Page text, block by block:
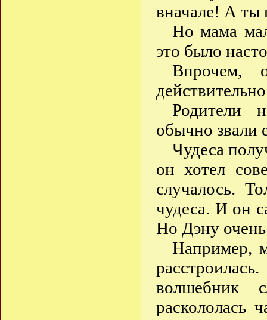
вначале! А ты
Но мама
это было
Впрочем,
Родители
обычно звали
Чудеса
он хотел
случалось.
чудеса. И он
Но Дэну
Например,
волшебник
раскололась